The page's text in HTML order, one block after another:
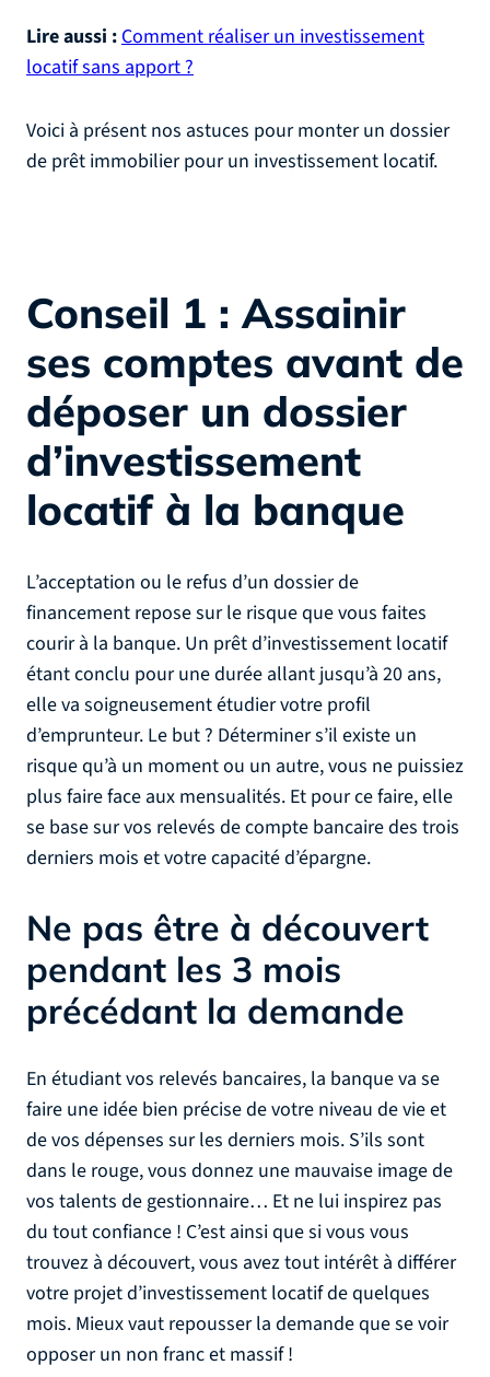
Lire aussi :Comment réaliser un investissement
locatif sans apport ?
Voici à présent nos astuces pour monter un dossier
de prêt immobilier pour un investissement locatif.
Conseil 1 : Assainir
ses comptes avant de
déposer un dossier
d’investissement
locatif à la banque
L’acceptation ou le refus d’un dossier de
financement repose sur le risque que vous faites
courir à la banque. Un prêt d’investissement locatif
étant conclu pour une durée allant jusqu’à 20 ans,
elle va soigneusement étudier votre profil
d’emprunteur. Le but ? Déterminer s’il existe un
risque qu’à un moment ou un autre, vous ne puissiez
plus faire face aux mensualités. Et pour ce faire, elle
se base sur vos relevés de compte bancaire des trois
derniers mois et votre capacité d’épargne.
Ne pas être à découvert
pendant les 3 mois
précédant la demande
En étudiant vos relevés bancaires, la banque va se
faire une idée bien précise de votre niveau de vie et
de vos dépenses sur les derniers mois. S’ils sont
dans le rouge, vous donnez une mauvaise image de
vos talents de gestionnaire… Et ne lui inspirez pas
du tout confiance ! C’est ainsi que si vous vous
trouvez à découvert, vous avez tout intérêt à différer
votre projet d’investissement locatif de quelques
mois. Mieux vaut repousser la demande que se voir
opposer un non franc et massif !